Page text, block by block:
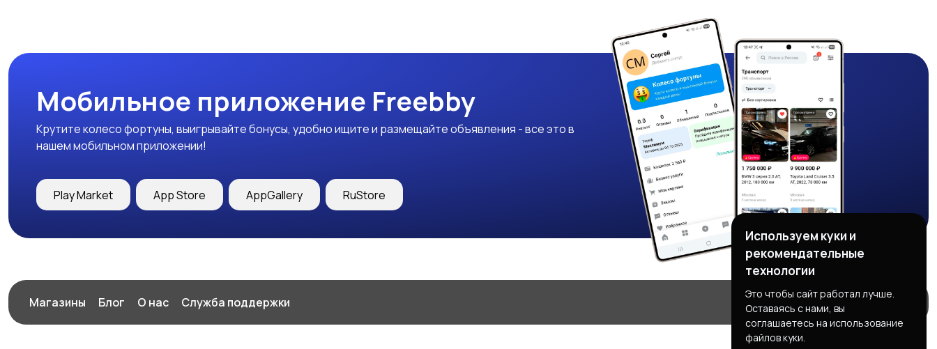
Мобильное приложение Freebby
Крутите колесо фортуны, выигрывайте бонусы, удобно ищите и размещайте объявления - все это в
нашем мобильном приложении!
Play Market App Store AppGallery RuStore
Магазины Блог О нас Служба поддержки
Используем куки и
рекомендательные
технологии
Это чтобы сайт работал лучше.
Оставаясь с нами, вы
соглашаетесь на использование
файлов куки.